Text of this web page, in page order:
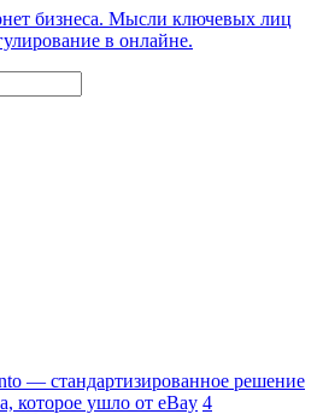
бизнеса. Мысли ключевых лиц
в онлайне.
— стандартизированное решение
которое ушло от eBay 4